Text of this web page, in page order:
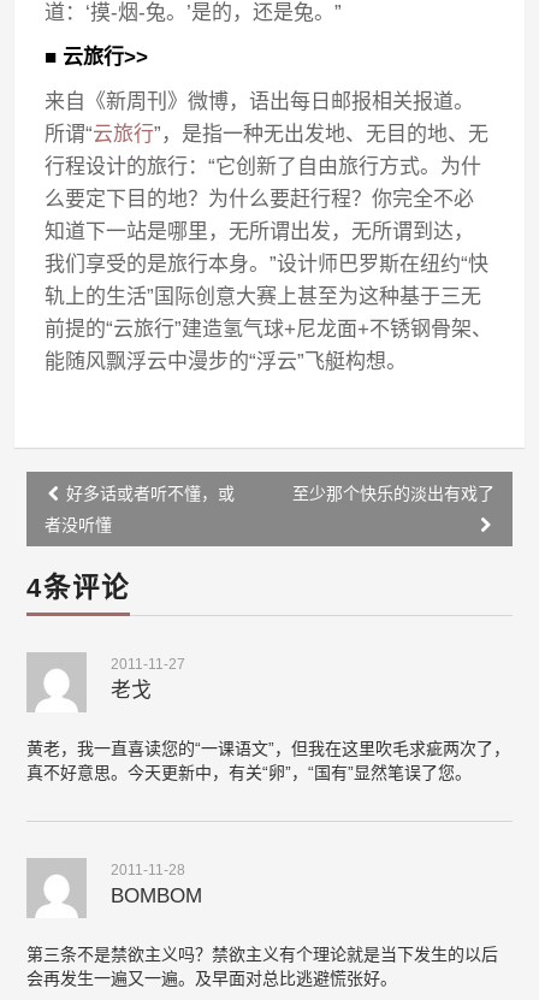
道：‘摸-烟-兔。’是的，还是兔。”
■ 云旅行>>
来自《新周刊》微博，语出每日邮报相关报道。
所谓“云旅行”，是指一种无出发地、无目的地、无
行程设计的旅行：“它创新了自由旅行方式。为什
么要定下目的地？为什么要赶行程？你完全不必
知道下一站是哪里，无所谓出发，无所谓到达，
我们享受的是旅行本身。”设计师巴罗斯在纽约“快
轨上的生活”国际创意大赛上甚至为这种基于三无
前提的“云旅行”建造氢气球+尼龙面+不锈钢骨架、
能随风飘浮云中漫步的“浮云”飞艇构想。
Post
navigation
好多话或者听不懂，或
者没听懂
至少那个快乐的淡出有戏了
4条评论
2011-11-27
老戈
黄老，我一直喜读您的“一课语文”，但我在这里吹毛求疵两次了，
真不好意思。今天更新中，有关“卵”，“国有”显然笔误了您。
2011-11-28
BOMBOM
第三条不是禁欲主义吗？禁欲主义有个理论就是当下发生的以后
会再发生一遍又一遍。及早面对总比逃避慌张好。